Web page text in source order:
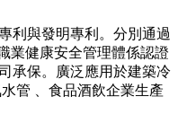
與發明專利。分別通過
職業健康安全管理體係認證
保 。廣泛應用於建築冷
水管  、食品酒飲企業生產